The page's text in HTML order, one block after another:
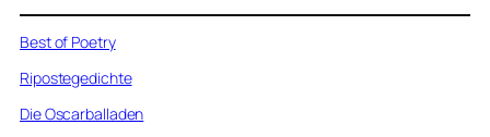
Best of Poetry
Ripostegedichte
Die Oscarballaden